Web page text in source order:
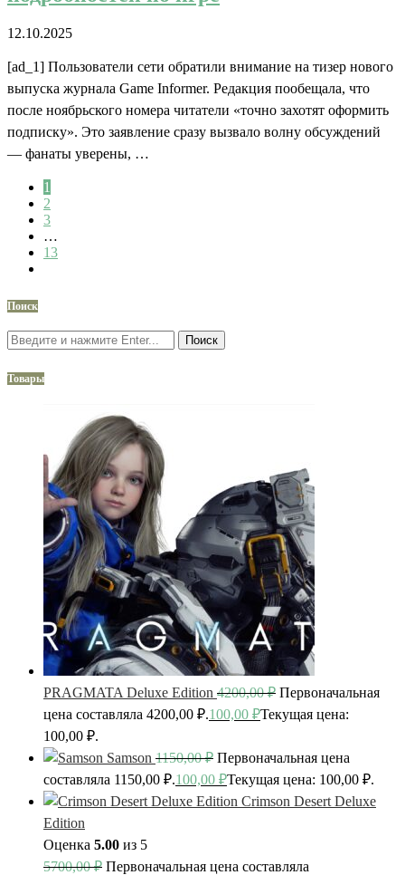
12.10.2025
[ad_1] Пользователи сети обратили внимание на тизер нового
выпуска журнала Game Informer. Редакция пообещала, что
после ноябрьского номера читатели «точно захотят оформить
подписку». Это заявление сразу вызвало волну обсуждений
— фанаты уверены, …
1
2
3
…
13
Поиск
Поиск
Товары
PRAGMATA Deluxe Edition 4200,00₽ Первоначальная
цена составляла 4200,00 ₽.100,00 ₽Текущая цена:
100,00 ₽.
Samson 1150,00₽ Первоначальная цена
составляла 1150,00 ₽.100,00 ₽Текущая цена: 100,00 ₽.
Crimson Desert Deluxe
Edition
Оценка 5.00 из 5
5700,00₽ Первоначальная цена составляла